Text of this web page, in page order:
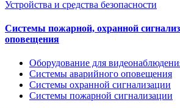
Устройства и средства безопасности
Системы пожарной, охранной
оповещения
Оборудование для
Системы аварийного оповещения
Системы охранной сигнализации
Системы пожарной сигнализации